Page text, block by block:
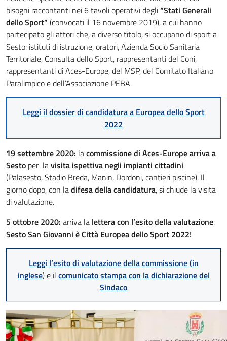
bisogni raccontanti nei 6 tavoli operativi degli“Stati Generali
dello Sport” (convocati il 16 novembre 2019), a cui hanno
partecipato gli attori che, a diverso titolo, si occupano di sport a
Sesto: istituti di istruzione, oratori, Azienda Socio Sanitaria
Territoriale, Consulta dello Sport, rappresentanti del Coni,
rappresentanti di Aces-Europe, del MSP, del Comitato Italiano
Paralimpico e dell’Associazione PEBA.
Leggi il dossier di candidatura a Europea dello Sport
2022
19 settembre 2020: lacommissione di Aces-Europe arriva a
Sesto per lavisita ispettiva negli impianti cittadini
(Palasesto, Stadio Breda, Manin, Dordoni, cantieri piscine). Il
giorno dopo, con ladifesa della candidatura, si chiude la visita
di valutazione.
5 ottobre 2020: arriva la lettera con l’esito della valutazione:
Sesto San Giovanni è Città Europea dello Sport 2022!
Leggi l’esito di valutazione della commissione (in
inglese) e il comunicato stampa con la dichiarazione del
Sindaco